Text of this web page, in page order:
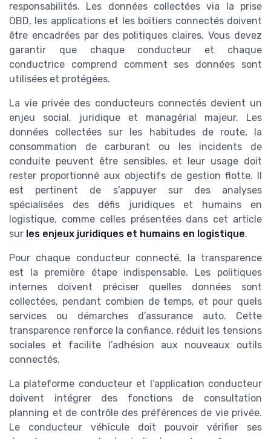
responsabilités. Les données collectées via la prise
OBD, les applications et les boîtiers connectés doivent
être encadrées par des politiques claires. Vous devez
garantir que chaque conducteur et chaque
conductrice comprend comment ses données sont
utilisées et protégées.
La vie privée des conducteurs connectés devient un
enjeu social, juridique et managérial majeur. Les
données collectées sur les habitudes de route, la
consommation de carburant ou les incidents de
conduite peuvent être sensibles, et leur usage doit
rester proportionné aux objectifs de gestion flotte. Il
est pertinent de s’appuyer sur des analyses
spécialisées des défis juridiques et humains en
logistique, comme celles présentées dans cet article
sur les enjeux juridiques et humains en logistique.
Pour chaque conducteur connecté, la transparence
est la première étape indispensable. Les politiques
internes doivent préciser quelles données sont
collectées, pendant combien de temps, et pour quels
services ou démarches d’assurance auto. Cette
transparence renforce la confiance, réduit les tensions
sociales et facilite l’adhésion aux nouveaux outils
connectés.
La plateforme conducteur et l’application conducteur
doivent intégrer des fonctions de consultation
planning et de contrôle des préférences de vie privée.
Le conducteur véhicule doit pouvoir vérifier ses